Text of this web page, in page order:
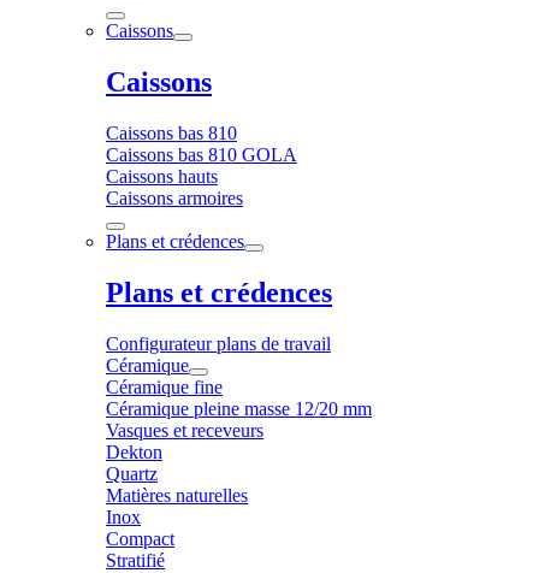
Caissons
Caissons
Caissons bas 810
Caissons bas 810 GOLA
Caissons hauts
Caissons armoires
Plans et crédences
Plans et crédences
Configurateur plans de travail
Céramique
Céramique fine
Céramique pleine masse 12/20 mm
Vasques et receveurs
Dekton
Quartz
Matières naturelles
Inox
Compact
Stratifié